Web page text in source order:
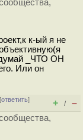
к-ый я не
_ЧТО ОН
Или он
ответить]
+ / –